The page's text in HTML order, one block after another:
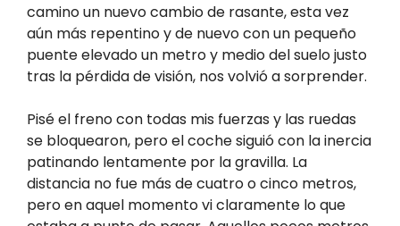
camino un nuevo cambio de rasante, esta vez
aún más repentino y de nuevo con un pequeño
puente elevado un metro y medio del suelo justo
tras la pérdida de visión, nos volvió a sorprender.
Pisé el freno con todas mis fuerzas y las ruedas
se bloquearon, pero el coche siguió con la inercia
patinando lentamente por la gravilla. La
distancia no fue más de cuatro o cinco metros,
pero en aquel momento vi claramente lo que